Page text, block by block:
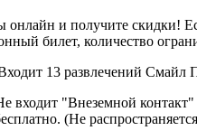
онлайн и получите скидки!
билет, количество
13 развлечений Смайл
входит "Внеземной
(Не